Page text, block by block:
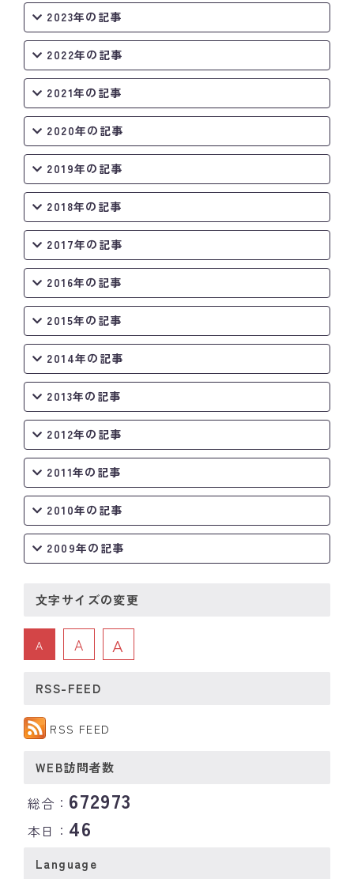
2023年の記事
2022年の記事
2021年の記事
2020年の記事
2019年の記事
2018年の記事
2017年の記事
2016年の記事
2015年の記事
2014年の記事
2013年の記事
2012年の記事
2011年の記事
2010年の記事
2009年の記事
文字サイズの変更
A A A
RSS-FEED
RSS FEED
WEB訪問者数
総合： 672973
本日： 46
Language